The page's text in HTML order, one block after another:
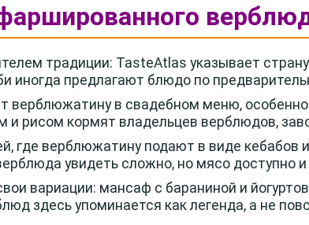
традиции: TasteAtlas указывает
иногда предлагают блюдо по
верблюжатину в свадебном меню,
и рисом кормят владельцев верблюдов,
где верблюжатину подают в виде кебабов
увидеть сложно, но мясо доступно и
вариации: мансаф с бараниной и
здесь упоминается как легенда, а не